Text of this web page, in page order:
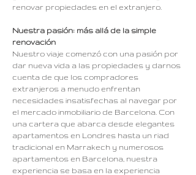
renovar propiedades en el extranjero.
Nuestra pasión: más allá de la simple
renovación
Nuestro viaje comenzó con una pasión por
dar nueva vida a las propiedades y darnos
cuenta de que los compradores
extranjeros a menudo enfrentan
necesidades insatisfechas al navegar por
el mercado inmobiliario de Barcelona. Con
una cartera que abarca desde elegantes
apartamentos en Londres hasta un riad
tradicional en Marrakech y numerosos
apartamentos en Barcelona, ​​nuestra
experiencia se basa en la experiencia